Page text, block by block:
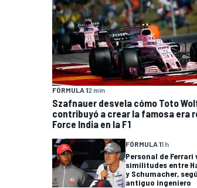
FÓRMULA 12 min
Szafnauer desvela cómo Toto
contribuyó a crear la famosa era
Force India en la F1
FÓRMULA 11 h
Personal de Ferrari
similitudes entre
y Schumacher,
antiguo ingeniero